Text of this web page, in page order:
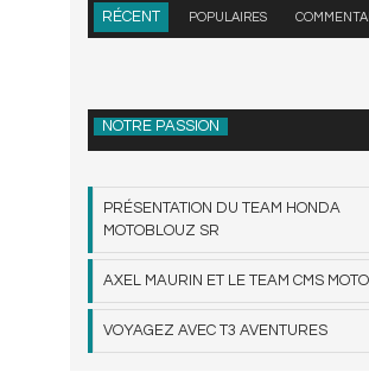
RÉCENT POPULAIRES
NOTRE PASSION
PRÉSENTATION DU TEAM HONDA
MOTOBLOUZ SR
AXEL MAURIN ET LE TEAM CMS
VOYAGEZ AVEC T3 AVENTURES